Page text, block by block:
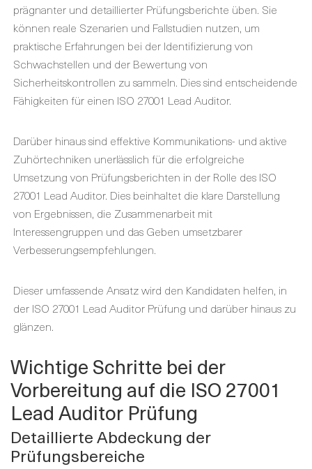
prägnanter und detaillierter Prüfungsberichte üben. Sie
können reale Szenarien und Fallstudien nutzen, um
praktische Erfahrungen bei der Identifizierung von
Schwachstellen und der Bewertung von
Sicherheitskontrollen zu sammeln. Dies sind entscheidende
Fähigkeiten für einen ISO 27001 Lead Auditor.
Darüber hinaus sind effektive Kommunikations- und aktive
Zuhörtechniken unerlässlich für die erfolgreiche
Umsetzung von Prüfungsberichten in der Rolle des ISO
27001 Lead Auditor. Dies beinhaltet die klare Darstellung
von Ergebnissen, die Zusammenarbeit mit
Interessengruppen und das Geben umsetzbarer
Verbesserungsempfehlungen.
Dieser umfassende Ansatz wird den Kandidaten helfen, in
der ISO 27001 Lead Auditor Prüfung und darüber hinaus zu
glänzen.
Wichtige Schritte bei der
Vorbereitung auf die ISO 27001
Lead Auditor Prüfung
Detaillierte Abdeckung der
Prüfungsbereiche